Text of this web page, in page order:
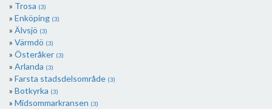
Trosa (3)
Enköping (3)
Älvsjö (3)
Värmdö (3)
Österåker (3)
Arlanda (3)
Farsta stadsdelsområde (3)
Botkyrka (3)
Midsommarkransen (3)